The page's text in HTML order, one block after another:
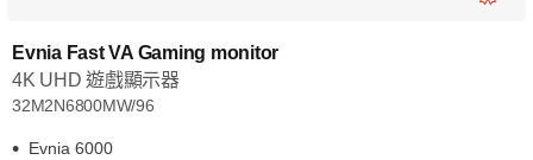
Evnia Fast VA Gaming monitor
4K UHD 遊戲顯示器
32M2N6800MW/96
Evnia 6000